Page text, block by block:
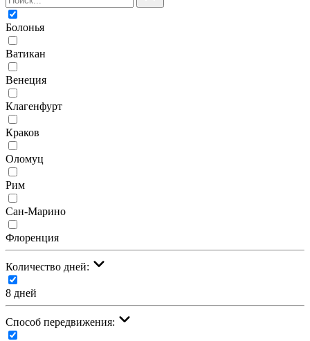
Болонья
Ватикан
Венеция
Клагенфурт
Краков
Оломуц
Рим
Сан-Марино
Флоренция
Количество дней:
8 дней
Cпособ передвижения: